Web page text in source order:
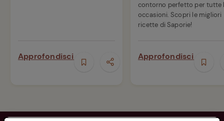
Approfondisci
contorno perfetto per tutte
occasioni. Scopri le migliori
ricette di Saporie!
Approfondisci